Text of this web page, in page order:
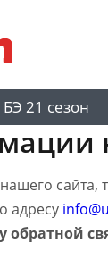
БЭ 21 сезон
сайта,
адресу